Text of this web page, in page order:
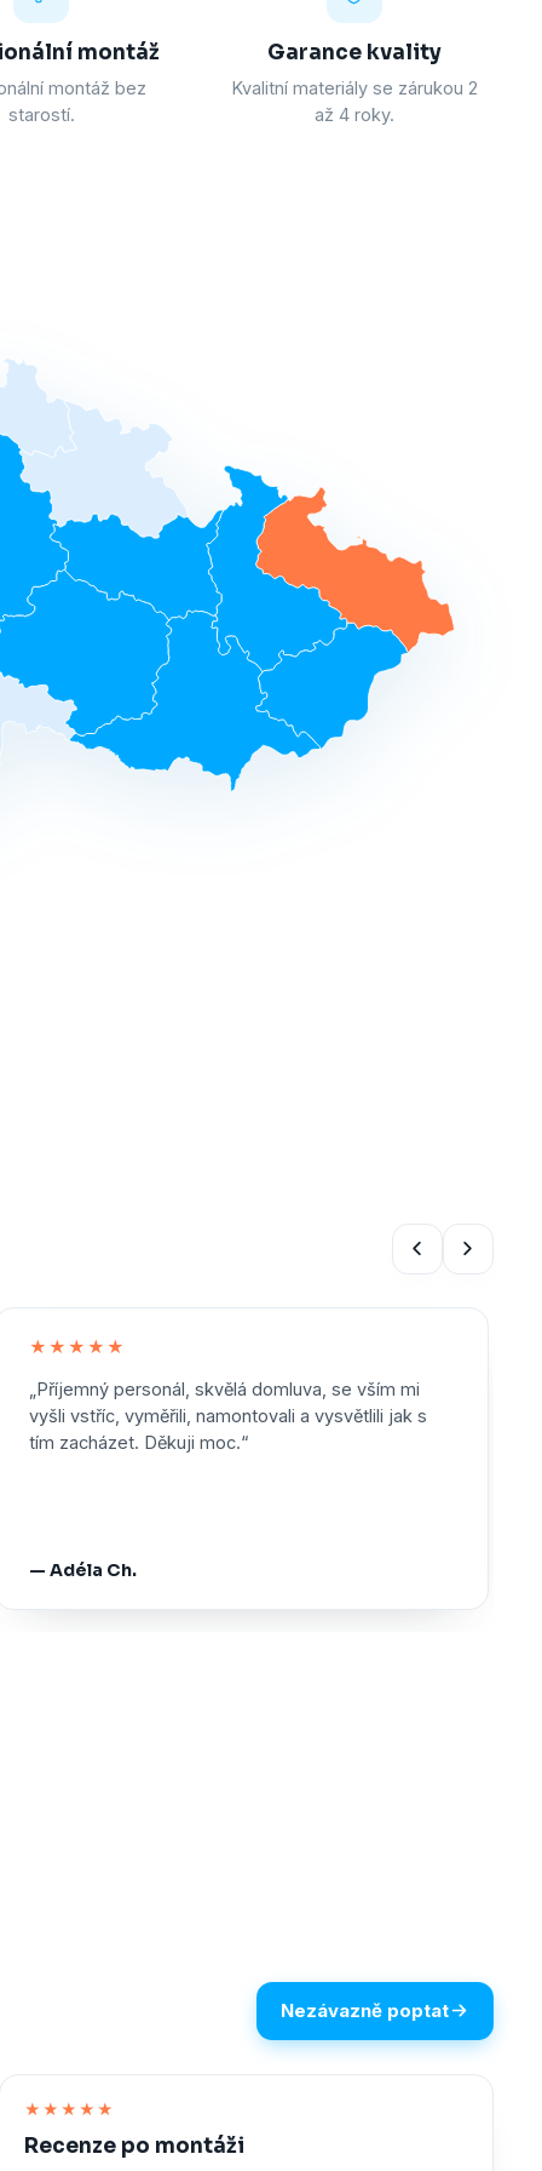
montáž
montáž bez
starostí.
Garance kvality
Kvalitní materiály se zárukou 2
až 4 roky.
★★★★★
„Příjemný personál, skvělá domluva, se vším mi
vyšli vstříc, vyměřili, namontovali a vysvětlili jak s
tím zacházet. Děkuji moc.“
— Adéla Ch.
Nezávazně poptat
★★★★★
Recenze po montáži